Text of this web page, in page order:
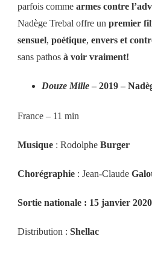
parfois comme armes contre
Nadège Trebal offre un premier
sensuel, poétique, envers et
sans pathos à voir vraiment!
Douze Mille – 2019 –
France – 11 min
Musique : Rodolphe Burger
Chorégraphie : Jean-Claude
Sortie nationale : 15 janvier 2020
Distribution : Shellac